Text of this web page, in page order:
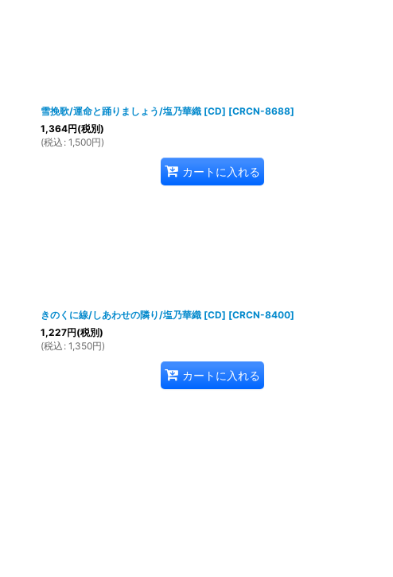
雪挽歌/運命と踊りましょう/塩乃華織 [CD] [CRCN-8688]
1,364円(税別)
(税込 : 1,500円)
カートに入れる
きのくに線/しあわせの隣り/塩乃華織 [CD] [CRCN-8400]
1,227円(税別)
(税込 : 1,350円)
カートに入れる